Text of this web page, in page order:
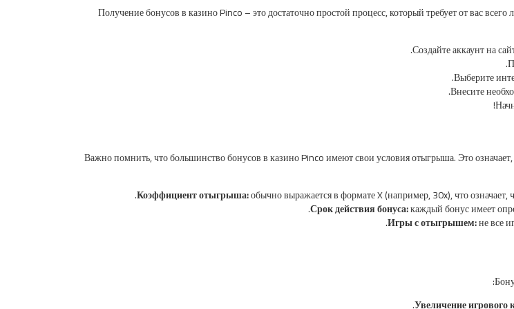
Получение бонусов в казино Pinco – это достаточно простой процесс, который требует от вас
Создайте аккаунт на
Выберите
Внесите
Важно помнить, что большинство бонусов в казино Pinco имеют свои условия отыгрыша. Это
Коэффициент отыгрыша:обычно выражается в формате X (например, 30x), что
Срок действия бонуса:каждый бонус имеет
Игры с отыгрышем:не все
Увеличение игрового